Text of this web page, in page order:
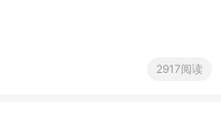
2917阅读